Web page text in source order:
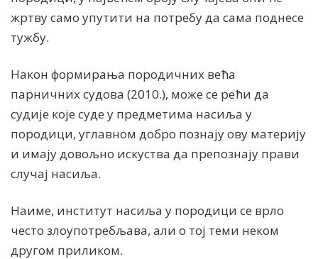
жртву само упутити на потребу да сама поднесе
тужбу.
Након формирања породичних већа
парничних судова (2010.), може се рећи да
судије које суде у предметима насиља у
породици, углавном добро познају ову материју
и имају довољно искуства да препознају прави
случај насиља.
Наиме, институт насиља у породици се врло
често злоупотребљава, али о тој теми неком
другом приликом.